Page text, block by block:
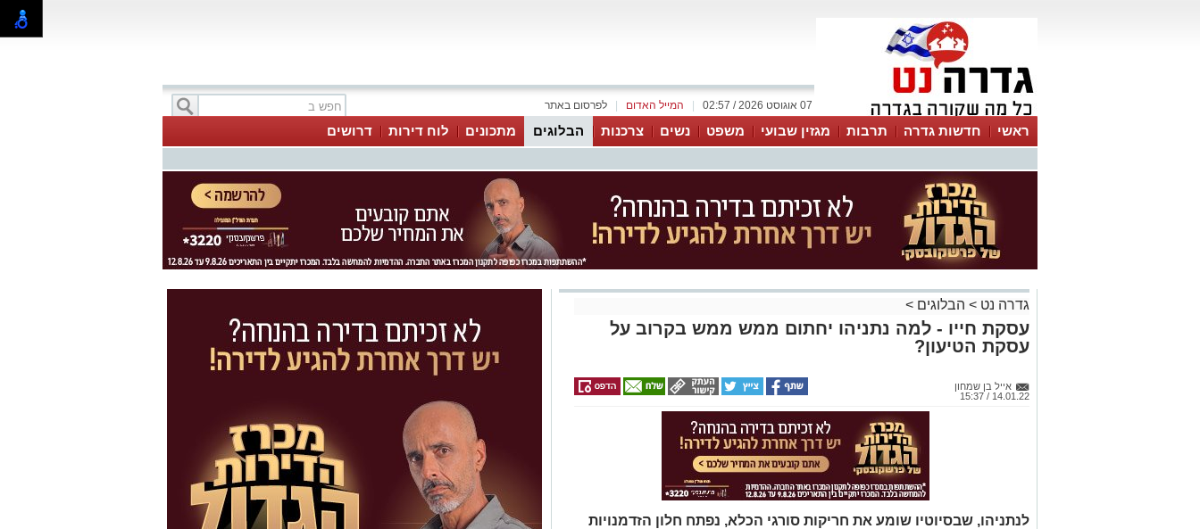
לפרסום באתר המייל האדום 07 אוגוסט 2026 / 02:57
ראשי חדשות גדרה תרבות מגזין שבועי משפט נשים צרכנות הבלוגים מתכונים לוח דירות דרושים
גדרה נט > הבלוגים >
עסקת חייו - למה נתניהו יחתום ממש ממש בקרוב על
עסקת הטיעון?
אייל בן שמחון
14.01.22 / 15:37
לנתניהו, שבסיוטיו שומע את חריקות סורגי הכלא, נפתח חלון הזדמנויות